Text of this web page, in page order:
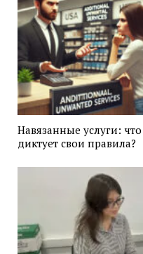
Навязанные услуги:
диктует свои правила?